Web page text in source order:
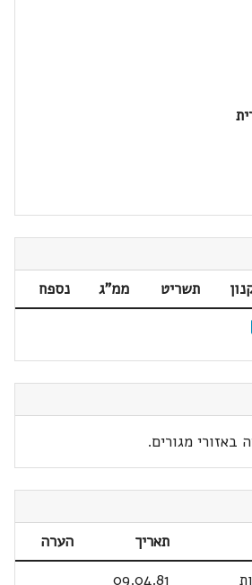
תשריט ממ"ג
נספח
באזורי מגורים.
תאריך
הערה
09.04.81